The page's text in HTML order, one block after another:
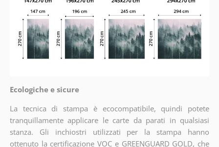
Ecologiche e sicure
La tecnica di stampa è ecocompatibile, quindi potete
tranquillamente applicare le carte da parati in qualsiasi
stanza. Gli inchiostri utilizzati per la stampa hanno
ottenuto la certificazione VOC e GREENGUARD GOLD, che